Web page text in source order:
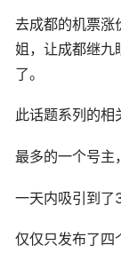
去成都的机票涨
姐，让成都继九
了。
此话题系列的相
最多的一个号主，
一天内吸引到了
仅仅只发布了四